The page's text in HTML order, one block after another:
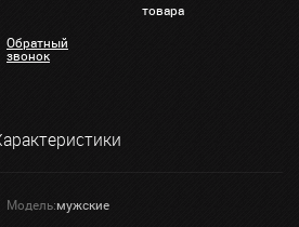
товара
Обратный
звонок
Модель:мужские